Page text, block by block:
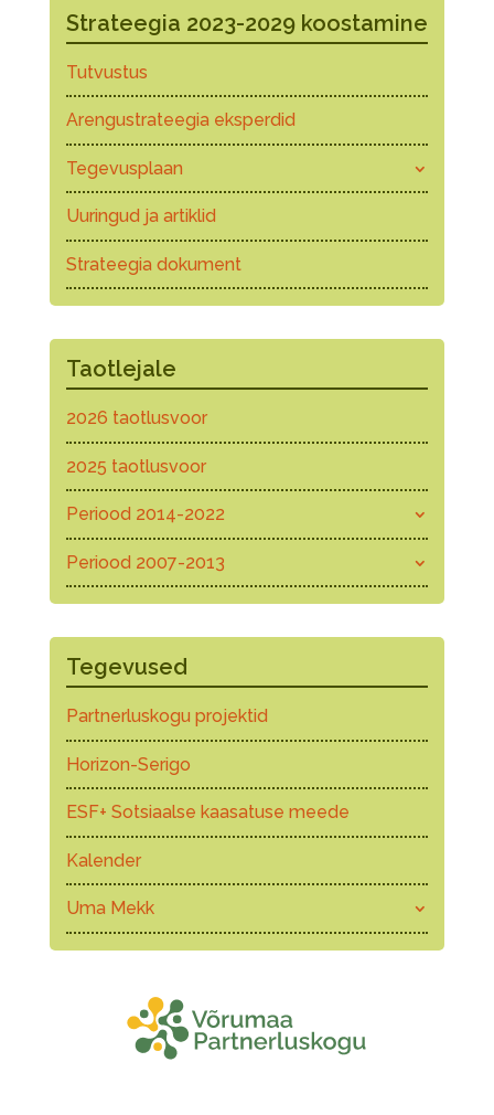
Strateegia 2023-2029 koostamine
Tutvustus
Arengustrateegia eksperdid
Tegevusplaan
Uuringud ja artiklid
Strateegia dokument
Taotlejale
2026 taotlusvoor
2025 taotlusvoor
Periood 2014-2022
Periood 2007-2013
Tegevused
Partnerluskogu projektid
Horizon-Serigo
ESF+ Sotsiaalse kaasatuse meede
Kalender
Uma Mekk